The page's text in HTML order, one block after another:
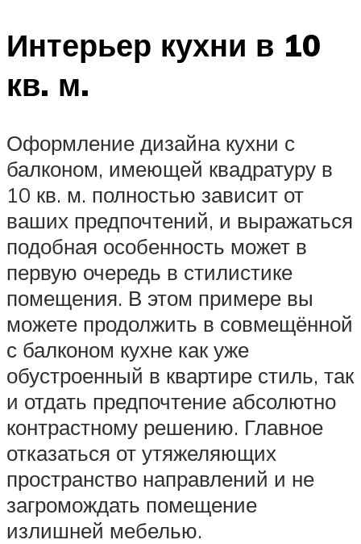
Интерьер кухни в 10
кв. м.
Оформление дизайна кухни с
балконом, имеющей квадратуру в
10 кв. м. полностью зависит от
ваших предпочтений, и выражаться
подобная особенность может в
первую очередь в стилистике
помещения. В этом примере вы
можете продолжить в совмещённой
с балконом кухне как уже
обустроенный в квартире стиль, так
и отдать предпочтение абсолютно
контрастному решению. Главное
отказаться от утяжеляющих
пространство направлений и не
загромождать помещение
излишней мебелью.